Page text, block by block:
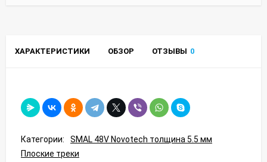
ХАРАКТЕРИСТИКИ ОБЗОР ОТЗЫВЫ 0
Категории:
SMAL 48V Novotech толщина 5.5 мм
Плоские треки